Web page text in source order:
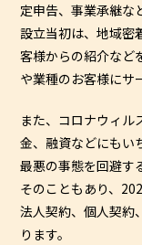
定申告、事業承継な
設立当初は、地域密
客様からの紹介など
や業種のお客様にサ
また、コロナウィル
金、融資などにもい
最悪の事態を回避す
そのこともあり、
法人契約、個人契約
ります。